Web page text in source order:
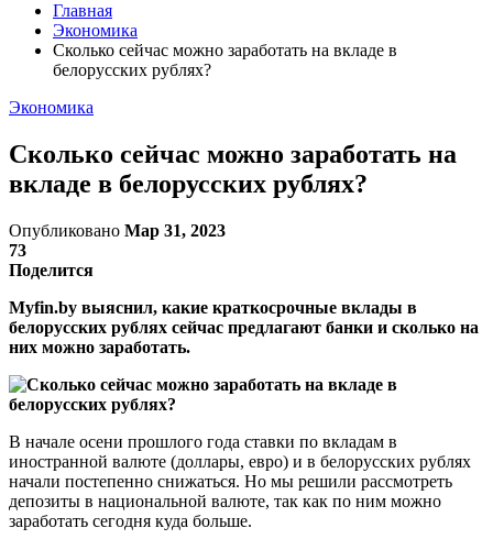
Главная
Экономика
Сколько сейчас можно заработать на вкладе в
белорусских рублях?
Экономика
Сколько сейчас можно заработать на
вкладе в белорусских рублях?
Опубликовано Мар 31, 2023
73
Поделится
Myfin.by выяснил, какие краткосрочные вклады в
белорусских рублях сейчас предлагают банки и сколько на
них можно заработать.
В начале осени прошлого года ставки по вкладам в
иностранной валюте (доллары, евро) и в белорусских рублях
начали постепенно снижаться. Но мы решили рассмотреть
депозиты в национальной валюте, так как по ним можно
заработать сегодня куда больше.